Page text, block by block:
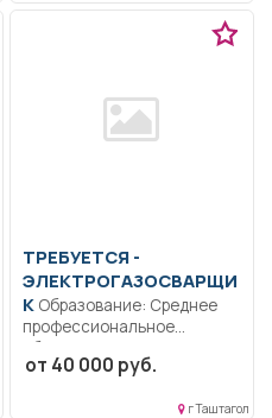
ТРЕБУЕТСЯ -
ЭЛЕКТРОГАЗОСВАРЩИ
КОбразование: Среднее
профессиональное
образование.. Выполнять
ручную дуговую, газовую
от 40 000 руб.
г Таштагол